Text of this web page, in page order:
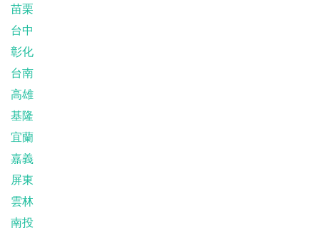
苗栗
台中
彰化
台南
高雄
基隆
宜蘭
嘉義
屏東
雲林
南投